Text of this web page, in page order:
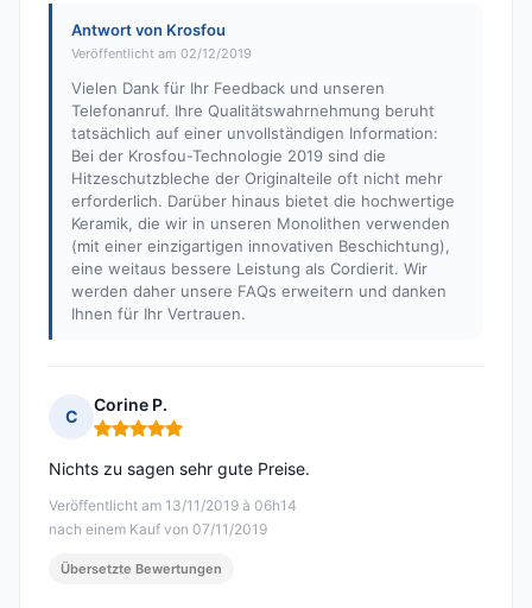
Antwort von Krosfou
Veröffentlicht am 02/12/2019
Vielen Dank für Ihr Feedback und unseren
Telefonanruf. Ihre Qualitätswahrnehmung beruht
tatsächlich auf einer unvollständigen Information:
Bei der Krosfou-Technologie 2019 sind die
Hitzeschutzbleche der Originalteile oft nicht mehr
erforderlich. Darüber hinaus bietet die hochwertige
Keramik, die wir in unseren Monolithen verwenden
(mit einer einzigartigen innovativen Beschichtung),
eine weitaus bessere Leistung als Cordierit. Wir
werden daher unsere FAQs erweitern und danken
Ihnen für Ihr Vertrauen.
C
Corine P.
Hinweis: 5 von 5
Veröffentlicht am 13/11/2019 à 06h14
nach einem Kauf von 07/11/2019
Nichts zu sagen sehr gute Preise.
Übersetzte Bewertungen